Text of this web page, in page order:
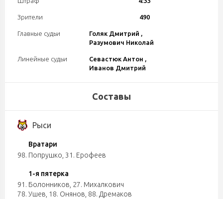
Зрители 490
Главные судьи
Голяк Дмитрий ,
Разумович Николай
Линейные судьи
Севастюк Антон ,
Иванов Дмитрий
Составы
Рыси
Вратари
98. Попрушко 31. Ерофеев
1-я пятерка
91. Болонников 27. Михалкович
78. Ушев 18. Онянов 88. Дремаков